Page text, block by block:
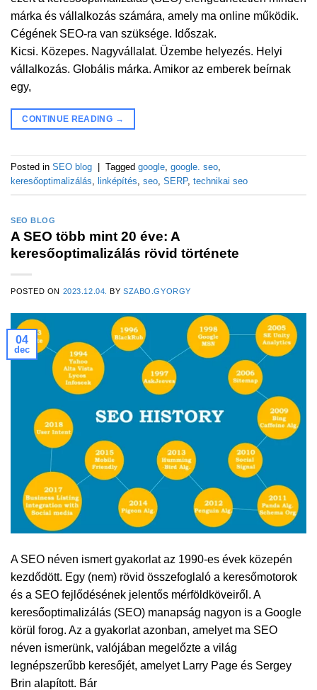
márka és vállalkozás számára, amely ma online működik.
Cégének SEO-ra van szüksége. Időszak.
Kicsi. Közepes. Nagyvállalat. Üzembe helyezés. Helyi
vállalkozás. Globális márka. Amikor az emberek beírnak
egy,
CONTINUE READING →
Posted in SEO blog Tagged google, google. seo,
keresőoptimalizálás, linképítés, seo, SERP, technikai seo
SEO BLOG
A SEO több mint 20 éve: A
keresőoptimalizálás rövid története
POSTED ON 2023.12.04. BYSZABO.GYORGY
04
dec
A SEO néven ismert gyakorlat az 1990-es évek közepén
kezdődött. Egy (nem) rövid összefoglaló a keresőmotorok
és a SEO fejlődésének jelentős mérföldköveiről. A
keresőoptimalizálás (SEO) manapság nagyon is a Google
körül forog. Az a gyakorlat azonban, amelyet ma SEO
néven ismerünk, valójában megelőzte a világ
legnépszerűbb keresőjét, amelyet Larry Page és Sergey
Brin alapított. Bár